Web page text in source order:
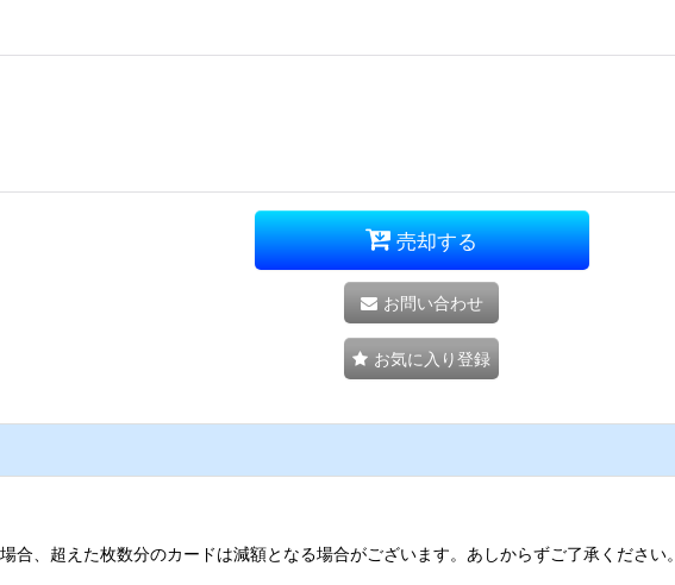
売却する
お問い合わせ
お気に入り登録
合、超えた枚数分のカードは減額となる場合がございます。あしからずご了承ください。